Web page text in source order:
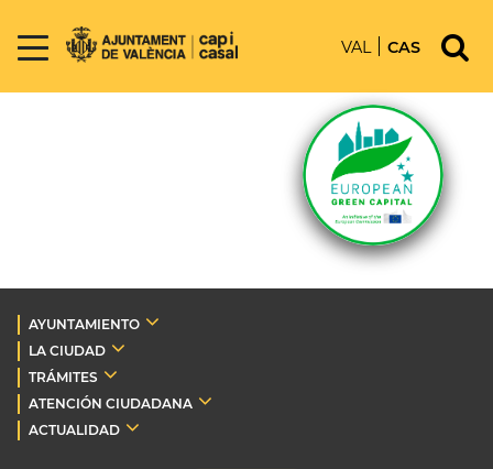
VAL CAS
AYUNTAMIENTO
LA CIUDAD
TRÁMITES
ATENCIÓN CIUDADANA
ACTUALIDAD